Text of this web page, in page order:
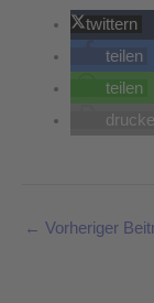
twittern
teilen
teilen
← Vorheriger